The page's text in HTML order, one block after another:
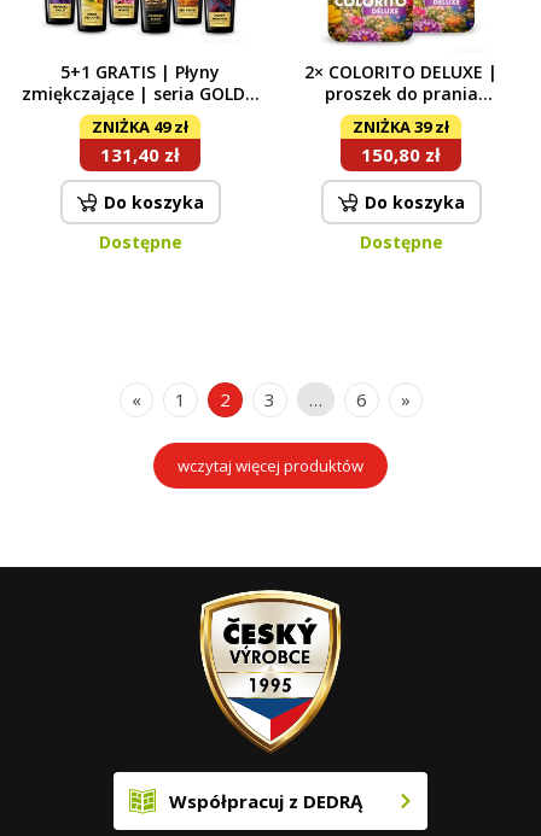
5+1 GRATIS | Płyny
zmiękczające | seria GOLD |
A | 6× 750 ml
ZNIŻKA 49 zł
131,40 zł
Do koszyka
Dostępne
2× COLORITO DELUXE |
proszek do prania
kolorowego | 100 prań
ZNIŻKA 39 zł
150,80 zł
Do koszyka
Dostępne
« 1 2 3 … 6 »
wczytaj więcej produktów
Współpracuj z DEDRĄ